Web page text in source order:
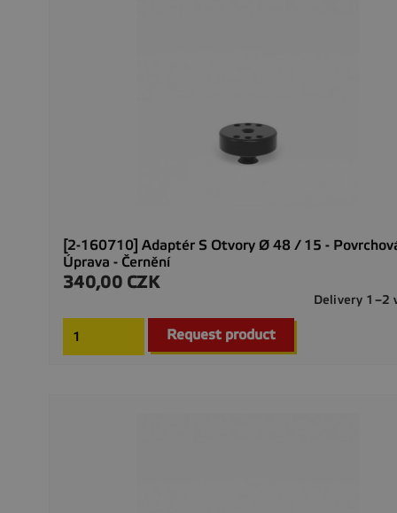
[2-160710] Adaptér S Otvory Ø 48 / 15 -
Úprava - Černění
Cena
340,00 CZK
Delivery 1–2
Request product